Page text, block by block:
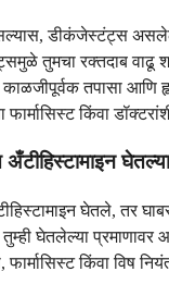
डीकंजेस्टंट्स
तुमचा रक्तदाब वाढू
काळजीपूर्वक तपासा आणि
किंवा
घेतले, तर
घेतलेल्या प्रमाणावर
फार्मासिस्ट किंवा विष